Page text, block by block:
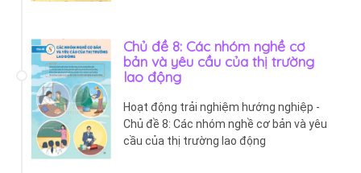
Chủ đề 8: Các nhóm nghề cơ
bản và yêu cầu của thị trường
lao động
Hoạt động trải nghiệm hướng nghiệp -
Chủ đề 8: Các nhóm nghề cơ bản và yêu
cầu của thị trường lao động